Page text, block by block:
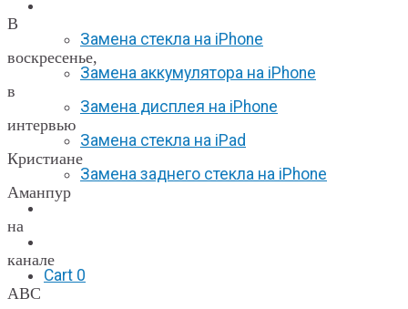
Замена стекла на iPhone
Замена аккумулятора на iPhone
Замена дисплея на iPhone
Замена стекла на iPad
Замена заднего стекла на iPhone
Cart 0
В
воскресенье,
в
интервью
Кристиане
Аманпур
на
канале
АВС